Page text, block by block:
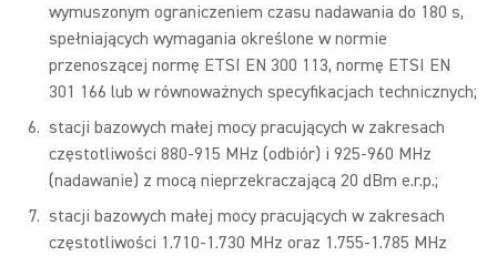
wymuszonym ograniczeniem czasu nadawania do 180 s,
spełniających wymagania określone w normie
przenoszącej normę ETSI EN 300 113, normę ETSI EN
301 166 lub w równoważnych specyfikacjach technicznych;
stacji bazowych małej mocy pracujących w zakresach
częstotliwości 880-915 MHz (odbiór) i 925-960 MHz
(nadawanie) z mocą nieprzekraczającą 20 dBm e.r.p.;
stacji bazowych małej mocy pracujących w zakresach
częstotliwości 1.710-1.730 MHz oraz 1.755-1.785 MHz